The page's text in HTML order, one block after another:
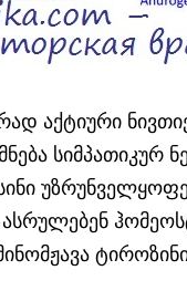
აქტიური